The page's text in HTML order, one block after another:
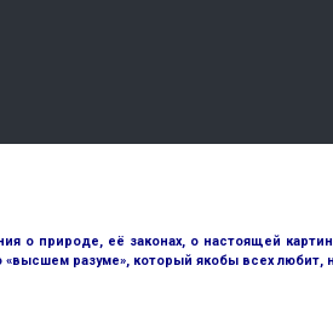
о природе, её законах, о настоящей
разуме», который якобы всех